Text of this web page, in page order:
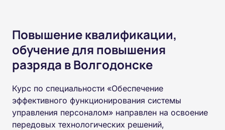
Повышение квалификации,
обучение для повышения
разряда в Волгодонске
Курс по специальности «Обеспечение
эффективного функционирования системы
управления персоналом» направлен на освоение
передовых технологических решений,